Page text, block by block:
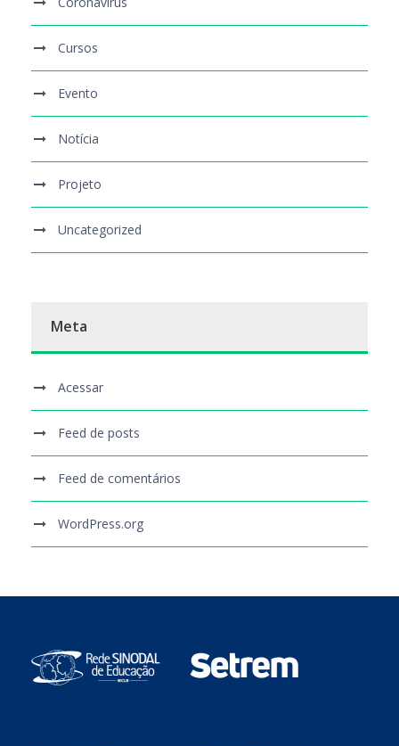
Cursos
Evento
Notícia
Projeto
Uncategorized
Meta
Acessar
Feed de posts
Feed de comentários
WordPress.org